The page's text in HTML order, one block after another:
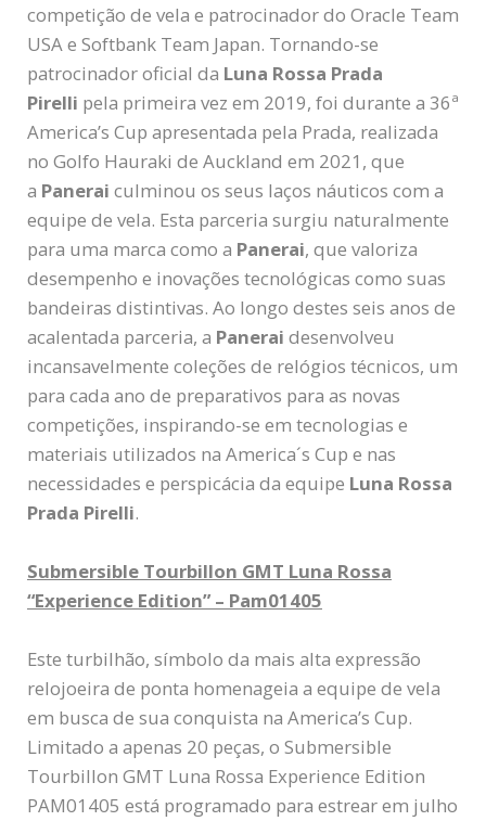
competição de vela e patrocinador do Oracle Team
USA e Softbank Team Japan. Tornando-se
patrocinador oficial da Luna Rossa Prada
Pirelli pela primeira vez em 2019, foi durante a 36ª
America’s Cup apresentada pela Prada, realizada
no Golfo Hauraki de Auckland em 2021, que
a Panerai culminou os seus laços náuticos com a
equipe de vela. Esta parceria surgiu naturalmente
para uma marca como a Panerai, que valoriza
desempenho e inovações tecnológicas como suas
bandeiras distintivas. Ao longo destes seis anos de
acalentada parceria, a Panerai desenvolveu
incansavelmente coleções de relógios técnicos, um
para cada ano de preparativos para as novas
competições, inspirando-se em tecnologias e
materiais utilizados na America´s Cup e nas
necessidades e perspicácia da equipe Luna Rossa
Prada Pirelli.
Submersible Tourbillon GMT Luna Rossa
“Experience Edition” – Pam01405
Este turbilhão, símbolo da mais alta expressão
relojoeira de ponta homenageia a equipe de vela
em busca de sua conquista na America’s Cup.
Limitado a apenas 20 peças, o Submersible
Tourbillon GMT Luna Rossa Experience Edition
PAM01405 está programado para estrear em julho